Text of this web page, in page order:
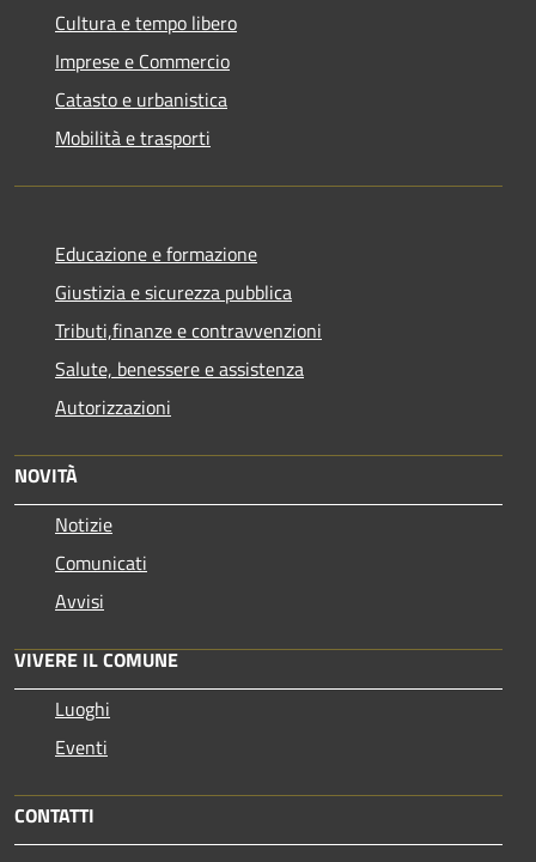
Cultura e tempo libero
Imprese e Commercio
Catasto e urbanistica
Mobilità e trasporti
Educazione e formazione
Giustizia e sicurezza pubblica
Tributi,finanze e contravvenzioni
Salute, benessere e assistenza
Autorizzazioni
NOVITÀ
Notizie
Comunicati
Avvisi
VIVERE IL COMUNE
Luoghi
Eventi
CONTATTI